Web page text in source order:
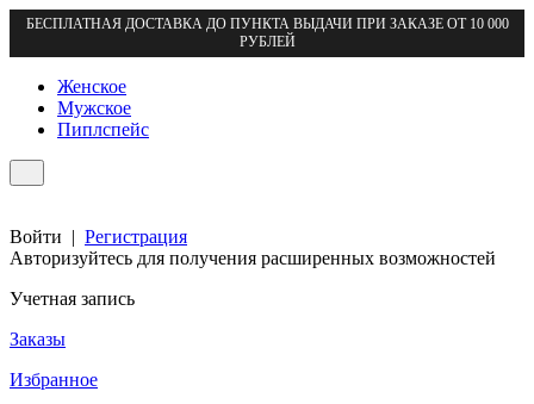
БЕСПЛАТНАЯ ДОСТАВКА ДО ПУНКТА ВЫДАЧИ ПРИ ЗАКАЗЕ ОТ 10 000
РУБЛЕЙ
Женское
Мужское
Пиплспейс
Войти | Регистрация
Авторизуйтесь для получения расширенных возможностей
Учетная запись
Заказы
Избранное